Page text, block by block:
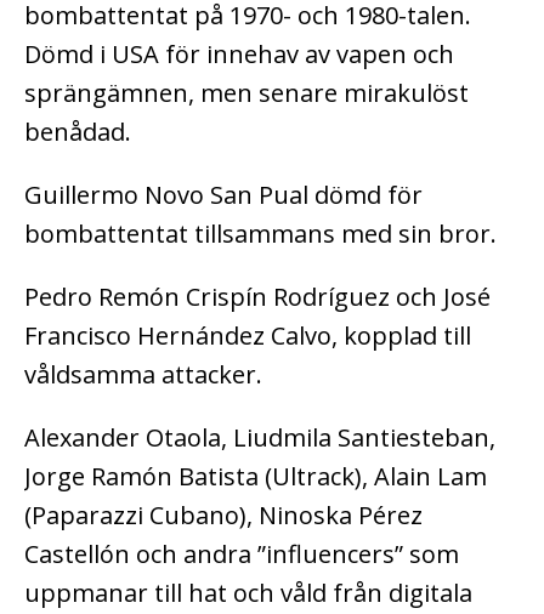
bombattentat på 1970- och 1980-talen.
Dömd i USA för innehav av vapen och
sprängämnen, men senare mirakulöst
benådad.
Guillermo Novo San Pual dömd för
bombattentat tillsammans med sin bror.
Pedro Remón Crispín Rodríguez och José
Francisco Hernández Calvo, kopplad till
våldsamma attacker.
Alexander Otaola, Liudmila Santiesteban,
Jorge Ramón Batista (Ultrack), Alain Lam
(Paparazzi Cubano), Ninoska Pérez
Castellón och andra ”influencers” som
uppmanar till hat och våld från digitala